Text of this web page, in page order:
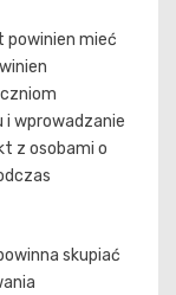
powinien mieć
wprowadzanie
z osobami o
skupiać